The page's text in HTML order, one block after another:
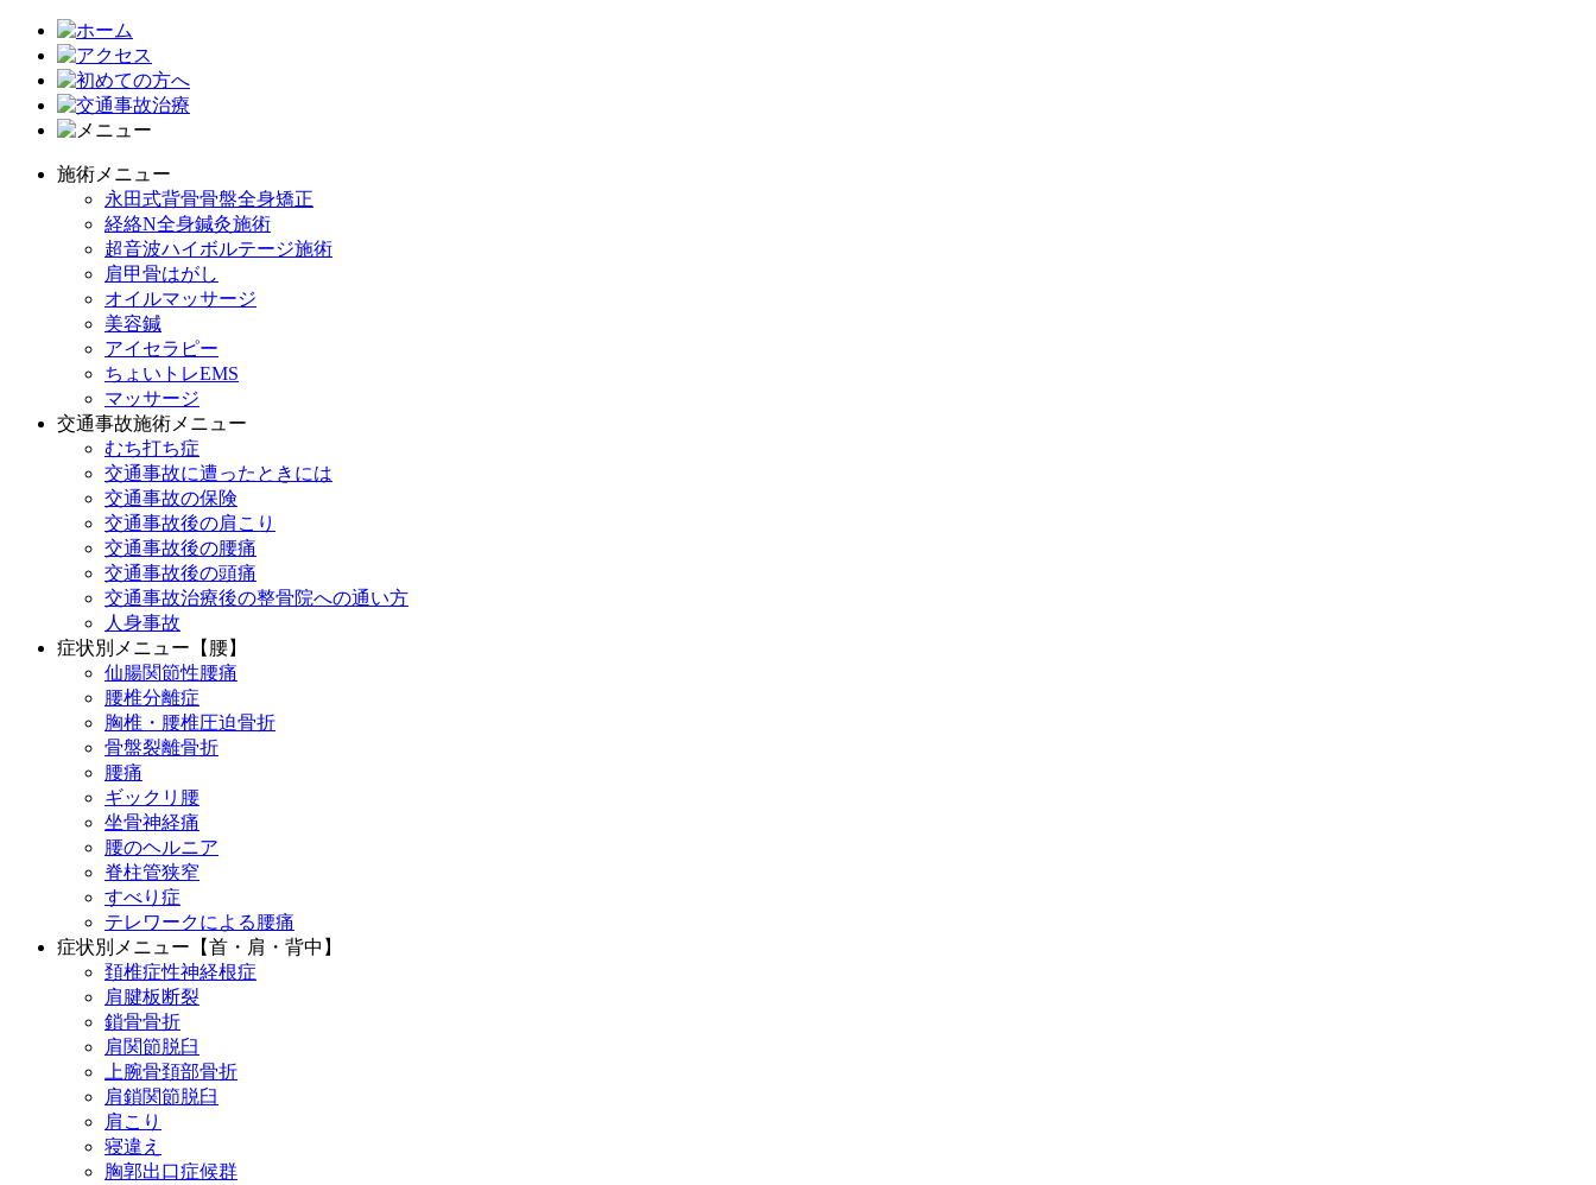
施術メニュー
永田式背骨骨盤全身矯正
経絡N全身鍼灸施術
超音波ハイボルテージ施術
肩甲骨はがし
オイルマッサージ
美容鍼
アイセラピー
ちょいトレEMS
マッサージ
交通事故施術メニュー
むち打ち症
交通事故に遭ったときには
交通事故の保険
交通事故後の肩こり
交通事故後の腰痛
交通事故後の頭痛
交通事故治療後の整骨院への通い方
人身事故
症状別メニュー【腰】
仙腸関節性腰痛
腰椎分離症
胸椎・腰椎圧迫骨折
骨盤裂離骨折
腰痛
ギックリ腰
坐骨神経痛
腰のヘルニア
脊柱管狭窄
すべり症
テレワークによる腰痛
症状別メニュー【首・肩・背中】
頚椎症性神経根症
肩腱板断裂
鎖骨骨折
肩関節脱臼
上腕骨頚部骨折
肩鎖関節脱臼
肩こり
寝違え
胸郭出口症候群